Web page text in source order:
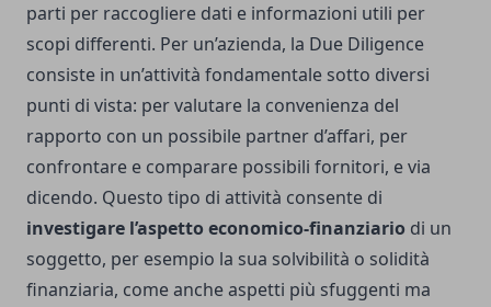
parti per raccogliere dati e informazioni utili per
scopi differenti. Per un’azienda, la Due Diligence
consiste in un’attività fondamentale sotto diversi
punti di vista: per valutare la convenienza del
rapporto con un possibile partner d’affari, per
confrontare e comparare possibili fornitori, e via
dicendo. Questo tipo di attività consente di
investigare l’aspetto economico-finanziario di un
soggetto, per esempio la sua solvibilità o solidità
finanziaria, come anche aspetti più sfuggenti ma